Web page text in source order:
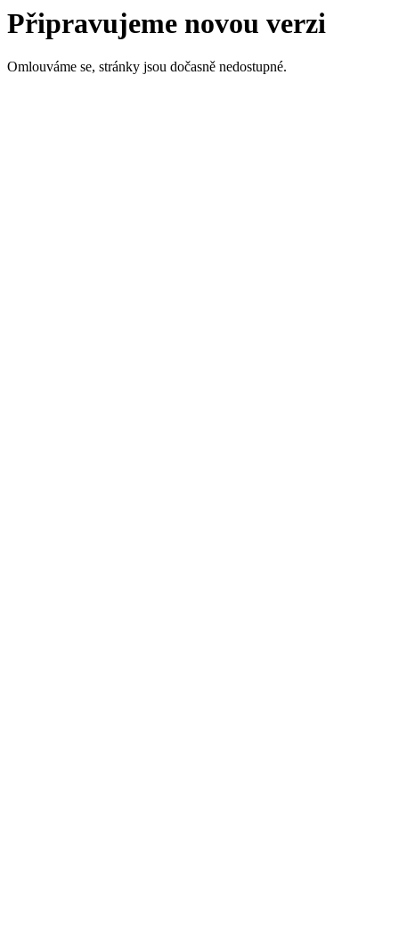
Připravujeme novou verzi
Omlouváme se, stránky jsou dočasně nedostupné.